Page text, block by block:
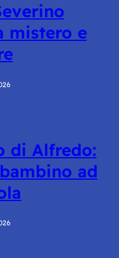
mistero e
di Alfredo:
ad